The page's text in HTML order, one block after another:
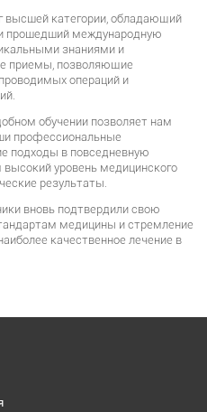
высшей категории, обладающий
прошедший международную
знаниями и
приемы, позволяющие
операций и
обучении позволяет нам
профессиональные
подходы в повседневную
высокий уровень медицинского
результаты.
вновь подтвердили свою
медицины и стремление
качественное лечение в